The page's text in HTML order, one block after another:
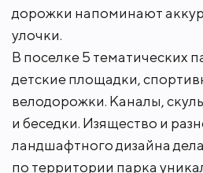
дорожки напоминают
улочки.
В поселке 5 тематических
детские площадки,
велодорожки. Каналы,
и беседки. Изящество и
ландшафтного дизайна
по территории парка